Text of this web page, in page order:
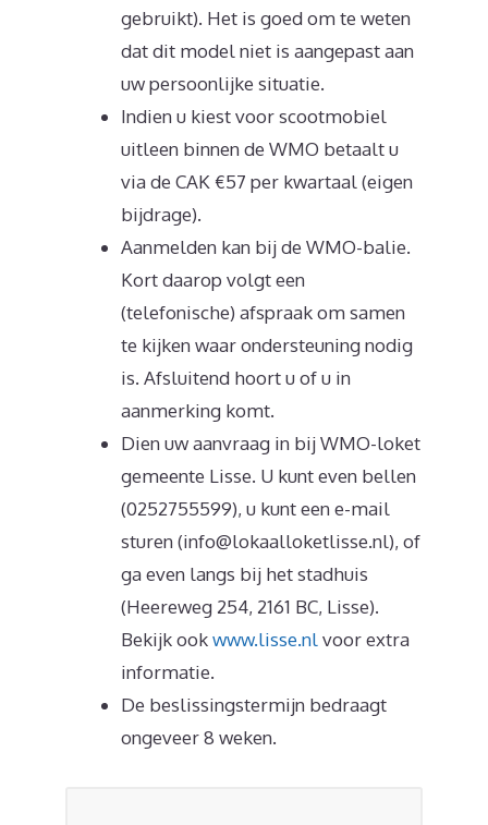
gebruikt). Het is goed om te weten
dat dit model niet is aangepast aan
uw persoonlijke situatie.
Indien u kiest voor scootmobiel
uitleen binnen de WMO betaalt u
via de CAK €57 per kwartaal (eigen
bijdrage).
Aanmelden kan bij de WMO-balie.
Kort daarop volgt een
(telefonische) afspraak om samen
te kijken waar ondersteuning nodig
is. Afsluitend hoort u of u in
aanmerking komt.
Dien uw aanvraag in bij WMO-loket
gemeente Lisse. U kunt even bellen
(0252755599), u kunt een e-mail
sturen (info@lokaalloketlisse.nl), of
ga even langs bij het stadhuis
(Heereweg 254, 2161 BC, Lisse).
Bekijk ookwww.lisse.nlvoor extra
informatie.
De beslissingstermijn bedraagt
ongeveer 8 weken.